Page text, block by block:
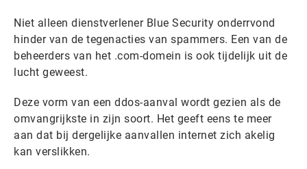
Niet alleen dienstverlener Blue Security onderrvond
hinder van de tegenacties van spammers. Een van de
beheerders van het .com-domein is ook tijdelijk uit de
lucht geweest.
Deze vorm van een ddos-aanval wordt gezien als de
omvangrijkste in zijn soort. Het geeft eens te meer
aan dat bij dergelijke aanvallen internet zich akelig
kan verslikken.